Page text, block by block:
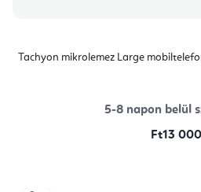
Tachyon mikrolemez Large
5-8 napon belül
Ft13 000